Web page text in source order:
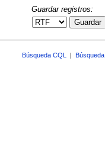
Guardar registros:
Guardar
Búsqueda CQL